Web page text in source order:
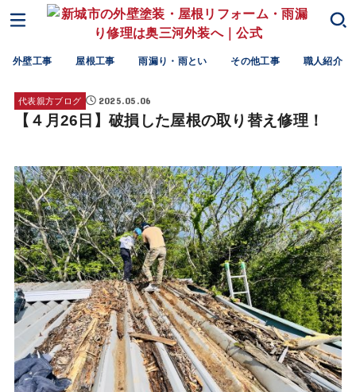
外壁工事 屋根工事 雨漏り・雨とい その他工事 職人紹介
代表親方ブログ 2025.05.06
【４月26日】破損した屋根の取り替え修理！